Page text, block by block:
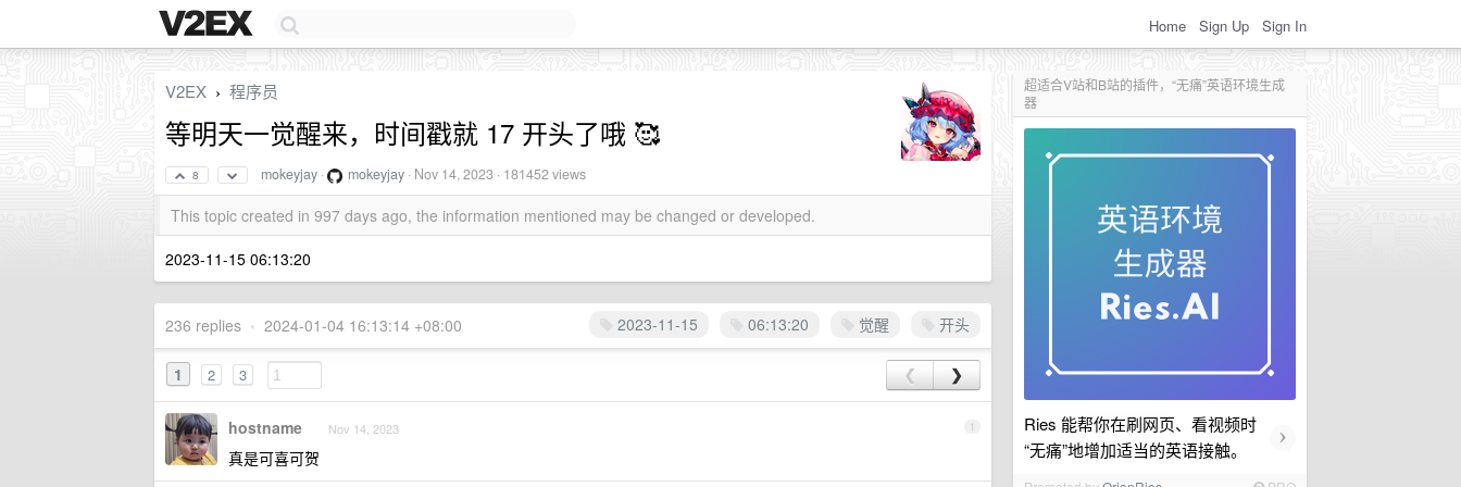
Home Sign Up Sign In
超适合V站和B站的插件，“无痛”英语环境生成
器
Ries 能帮你在刷网页、看视频时
“无痛”地增加适当的英语接触。
›
V2EX › 程序员
等明天一觉醒来，时间戳就 17 开头了哦 🥰
8 mokeyjay · mokeyjay · Nov 14, 2023 · 181452 views
This topic created in 997 days ago, the information mentioned may be changed or developed.
2023-11-15 06:13:20
2023-11-15 06:13:20 觉醒 开头
236 replies • 2024-01-04 16:13:14 +08:00
1 2 3 ❮ ❯
1
hostname Nov 14, 2023
真是可喜可贺